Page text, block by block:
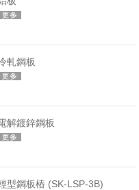
軋鋼板
解鍍鋅鋼板
型鋼板樁 (SK-LSP-3B)